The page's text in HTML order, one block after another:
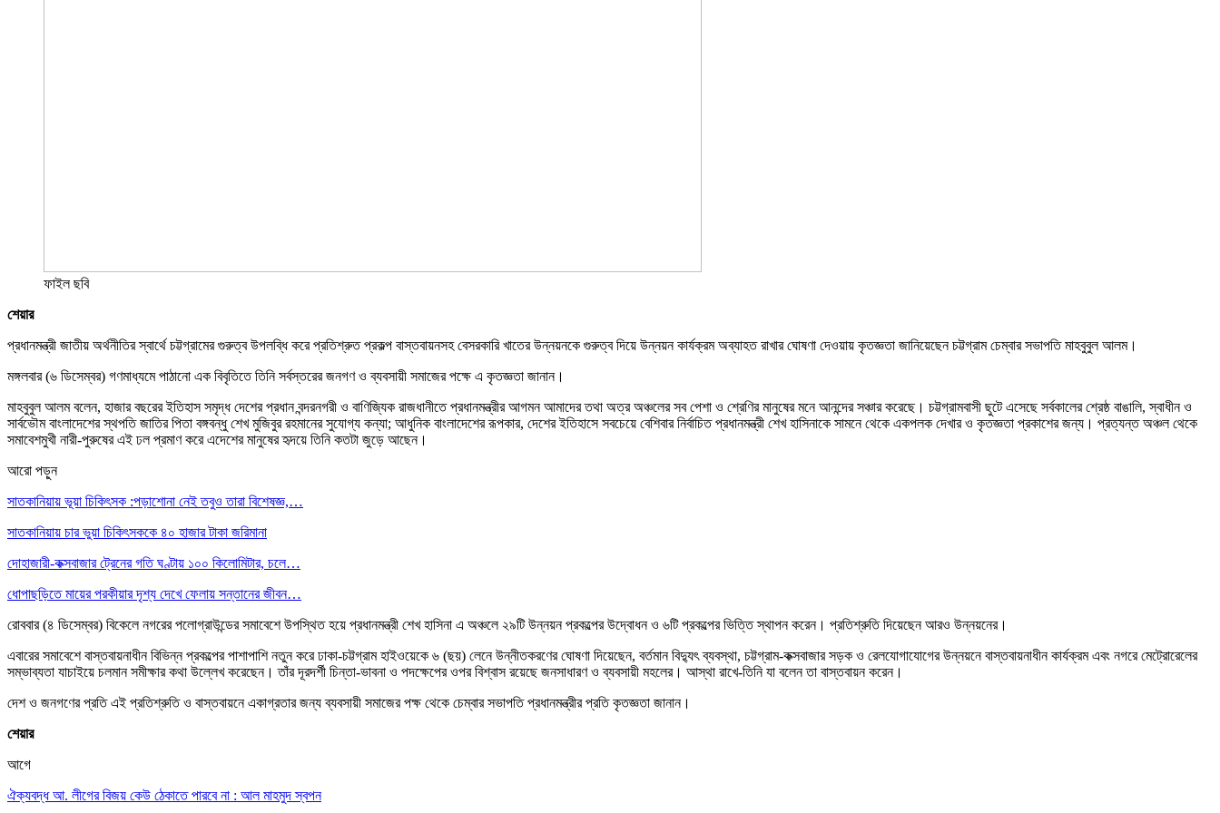
ফাইল ছবি
শেয়ার
প্রধানমন্ত্রী জাতীয় অর্থনীতির স্বার্থে চট্টগ্রামের গুরুত্ব উপলব্ধি করে প্রতিশ্রুত প্রকল্প বাস্তবায়নসহ বেসরকারি খাতের উন্নয়নকে গুরুত্ব দিয়ে উন্নয়ন কার্যক্রম অব্যাহত রাখার ঘোষণা দেওয়ায় কৃতজ্ঞতা জানিয়েছেন চট্টগ্রাম চেম্বার সভাপতি মাহবুবুল আলম।
মঙ্গলবার (৬ ডিসেম্বর) গণমাধ্যমে পাঠানো এক বিবৃতিতে তিনি সর্বস্তরের জনগণ ও ব্যবসায়ী সমাজের পক্ষে এ কৃতজ্ঞতা জানান।
মাহবুবুল আলম বলেন, হাজার বছরের ইতিহাস সমৃদ্ধ দেশের প্রধান বন্দরনগরী ও বাণিজ্যিক রাজধানীতে প্রধানমন্ত্রীর আগমন আমাদের তথা অত্র অঞ্চলের সব পেশা ও শ্রেণির মানুষের মনে আনন্দের সঞ্চার করেছে। চট্টগ্রামবাসী ছুটে এসেছে সর্বকালের শ্রেষ্ঠ বাঙালি, স্বাধীন ও
সার্বভৌম বাংলাদেশের স্থপতি জাতির পিতা বঙ্গবন্ধু শেখ মুজিবুর রহমানের সুযোগ্য কন্যা; আধুনিক বাংলাদেশের রূপকার, দেশের ইতিহাসে সবচেয়ে বেশিবার নির্বাচিত প্রধানমন্ত্রী শেখ হাসিনাকে সামনে থেকে একপলক দেখার ও কৃতজ্ঞতা প্রকাশের জন্য। প্রত্যন্ত অঞ্চল থেকে
সমাবেশমুখী নারী-পুরুষের এই ঢল প্রমাণ করে এদেশের মানুষের হৃদয়ে তিনি কতটা জুড়ে আছেন।
আরো পড়ুন
সাতকানিয়ায় ভূয়া চিকিৎসক :পড়াশোনা নেই তবুও তারা বিশেষজ্ঞ,…
সাতকানিয়ায় চার ভুয়া চিকিৎসককে ৪০ হাজার টাকা জরিমানা
দোহাজারী-কক্সবাজার ট্রেনের গতি ঘণ্টায় ১০০ কিলোমিটার, চলে…
ধোপাছড়িতে মায়ের পরকীয়ার দৃশ্য দেখে ফেলায় সন্তানের জীবন…
রোববার (৪ ডিসেম্বর) বিকেলে নগরের পলোগ্রাউন্ডের সমাবেশে উপস্থিত হয়ে প্রধানমন্ত্রী শেখ হাসিনা এ অঞ্চলে ২৯টি উন্নয়ন প্রকল্পের উদ্বোধন ও ৬টি প্রকল্পের ভিত্তি স্থাপন করেন। প্রতিশ্রুতি দিয়েছেন আরও উন্নয়নের।
এবারের সমাবেশে বাস্তবায়নাধীন বিভিন্ন প্রকল্পের পাশাপাশি নতুন করে ঢাকা-চট্টগ্রাম হাইওয়েকে ৬ (ছয়) লেনে উন্নীতকরণের ঘোষণা দিয়েছেন, বর্তমান বিদ্যুৎ ব্যবস্থা, চট্টগ্রাম-কক্সবাজার সড়ক ও রেলযোগাযোগের উন্নয়নে বাস্তবায়নাধীন কার্যক্রম এবং নগরে মেট্রোরেলের
সম্ভাব্যতা যাচাইয়ে চলমান সমীক্ষার কথা উল্লেখ করেছেন। তাঁর দূরদর্শী চিন্তা-ভাবনা ও পদক্ষেপের ওপর বিশ্বাস রয়েছে জনসাধারণ ও ব্যবসায়ী মহলের। আস্থা রাখে-তিনি যা বলেন তা বাস্তবায়ন করেন।
দেশ ও জনগণের প্রতি এই প্রতিশ্রুতি ও বাস্তবায়নে একাগ্রতার জন্য ব্যবসায়ী সমাজের পক্ষ থেকে চেম্বার সভাপতি প্রধানমন্ত্রীর প্রতি কৃতজ্ঞতা জানান।
শেয়ার
আগে
ঐক্যবদ্ধ আ. লীগের বিজয় কেউ ঠেকাতে পারবে না : আল মাহমুদ স্বপন